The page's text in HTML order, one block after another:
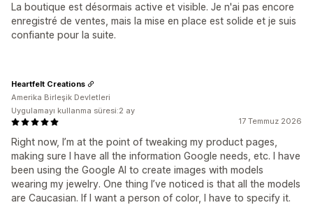
La boutique est désormais active et visible. Je n'ai pas encore
enregistré de ventes, mais la mise en place est solide et je suis
confiante pour la suite.
17 Temmuz 2026
Right now, I’m at the point of tweaking my product pages,
making sure I have all the information Google needs, etc. I have
been using the Google AI to create images with models
wearing my jewelry. One thing I’ve noticed is that all the models
are Caucasian. If I want a person of color, I have to specify it.
Heartfelt Creations
Amerika Birleşik Devletleri
Uygulamayı kullanma süresi:2 ay